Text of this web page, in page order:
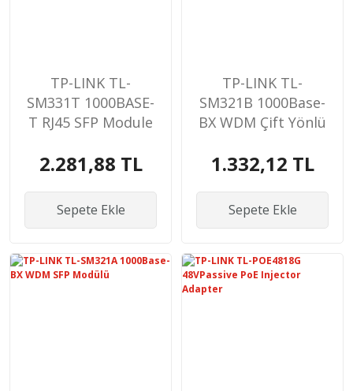
TP-LINK TL-
SM331T 1000BASE-
T RJ45 SFP Module
2.281,88 TL
Sepete Ekle
TP-LINK TL-
SM321B 1000Base-
BX WDM Çift Yönlü
1.332,12 TL
Sepete Ekle